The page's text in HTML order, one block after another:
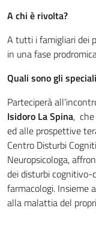
A chi è rivolta?
A tutti i famigliari dei
in una fase
Quali sono gli
Parteciperà
Isidoro La Spina, che
ed alle prospettive
Centro Disturbi
Neuropsicologa,
dei disturbi
farmacologi. Insieme
alla malattia del